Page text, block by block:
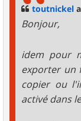
toutnickel
Bonjour,
idem pour
exporter un
copier ou
activé dans